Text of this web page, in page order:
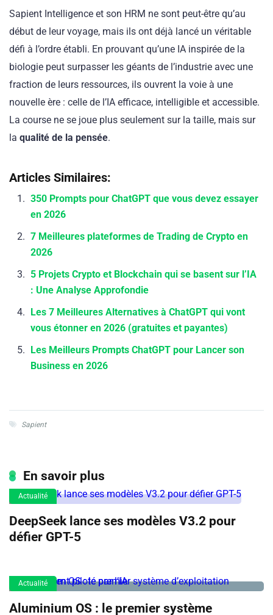
Sapient Intelligence et son HRM ne sont peut-être qu’au
début de leur voyage, mais ils ont déjà lancé un véritable
défi à l’ordre établi. En prouvant qu’une IA inspirée de la
biologie peut surpasser les géants de l’industrie avec une
fraction de leurs ressources, ils ouvrent la voie à une
nouvelle ère : celle de l’IA efficace, intelligible et accessible.
La course ne se joue plus seulement sur la taille, mais sur
la qualité de la pensée.
Articles Similaires:
350 Prompts pour ChatGPT que vous devez essayer
en 2026
7 Meilleures plateformes de Trading de Crypto en
2026
5 Projets Crypto et Blockchain qui se basent sur l’IA
: Une Analyse Approfondie
Les 7 Meilleures Alternatives à ChatGPT qui vont
vous étonner en 2026 (gratuites et payantes)
Les Meilleurs Prompts ChatGPT pour Lancer son
Business en 2026
Sapient
En savoir plus
Actualité
DeepSeek lance ses modèles V3.2 pour
défier GPT-5
Actualité
Aluminium OS : le premier système